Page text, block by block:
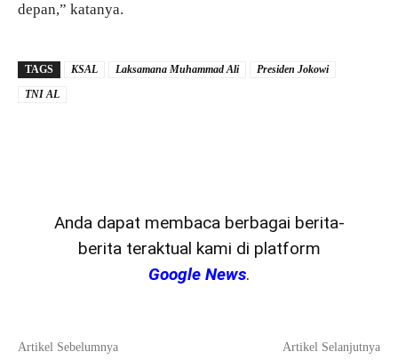
depan,” katanya.
TAGS KSAL Laksamana Muhammad Ali
Presiden Jokowi
TNI AL
Anda dapat membaca berbagai berita-
berita teraktual kami di platform
Google News.
Artikel Sebelumnya Artikel Selanjutnya